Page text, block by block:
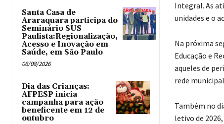
Santa Casa de
Araraquara participa do
Seminário SUS
Paulista:Regionalização,
Acesso e Inovação em
Saúde, em São Paulo
06/08/2026
Dia das Crianças:
AFPESP inicia
campanha para ação
beneficente em 12 de
outubro
Integral. As
unidades e o
Na próxima
Educação e
aqueles de
rede
Também no
letivo de